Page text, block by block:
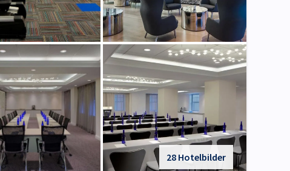
28 Hotelbilder